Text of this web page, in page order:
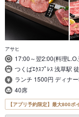
アサヒ
17:00～翌2:00(料理
つくばｴｸｽﾌﾟﾚｽ 浅草駅
ランチ 1500円 ディナ
40席
【アプリ予約限定】最大800ポ